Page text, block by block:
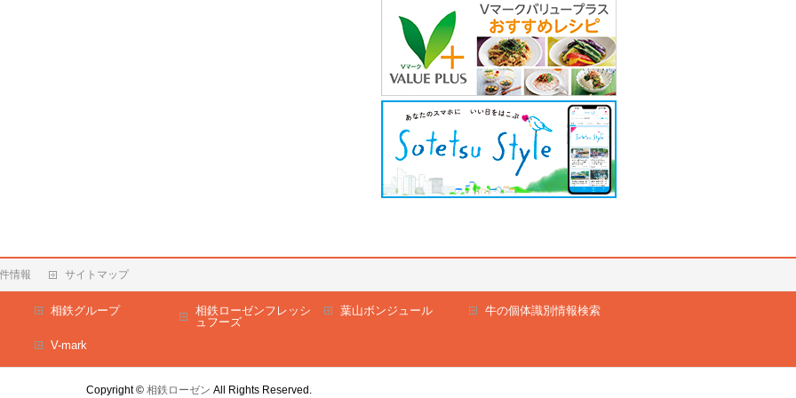
情報 サイトマップ
相鉄グループ
相鉄ローゼンフレッシ
ュフーズ
葉山ボンジュール 牛の個体識別情報検索
V-mark
Copyright © 相鉄ローゼン All Rights Reserved.